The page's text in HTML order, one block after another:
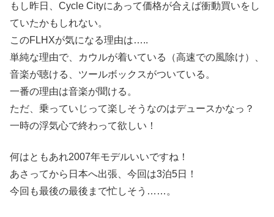
もし昨日、Cycle Cityにあって価格が合えば衝動買いをし
ていたかもしれない。
このFLHXが気になる理由は…..
単純な理由で、カウルが着いている（高速での風除け）、
音楽が聴ける、ツールボックスがついている。
一番の理由は音楽が聞ける。
ただ、乗っていじって楽しそうなのはデュースかなっ？
一時の浮気心で終わって欲しい！
何はともあれ2007年モデルいいですね！
あさってから日本へ出張、今回は3泊5日！
今回も最後の最後まで忙しそう……。